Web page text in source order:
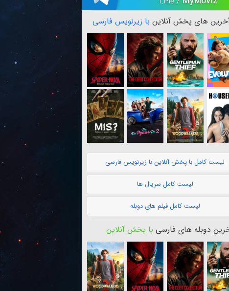
های پخش آنلاین با زیرنویس فارسی
لیست کامل با پخش آنلاین با زیرنویس فارسی
لیست کامل سریال ها
لیست کامل فیلم های دوبله
دوبله های فارسی با پخش آنلاین